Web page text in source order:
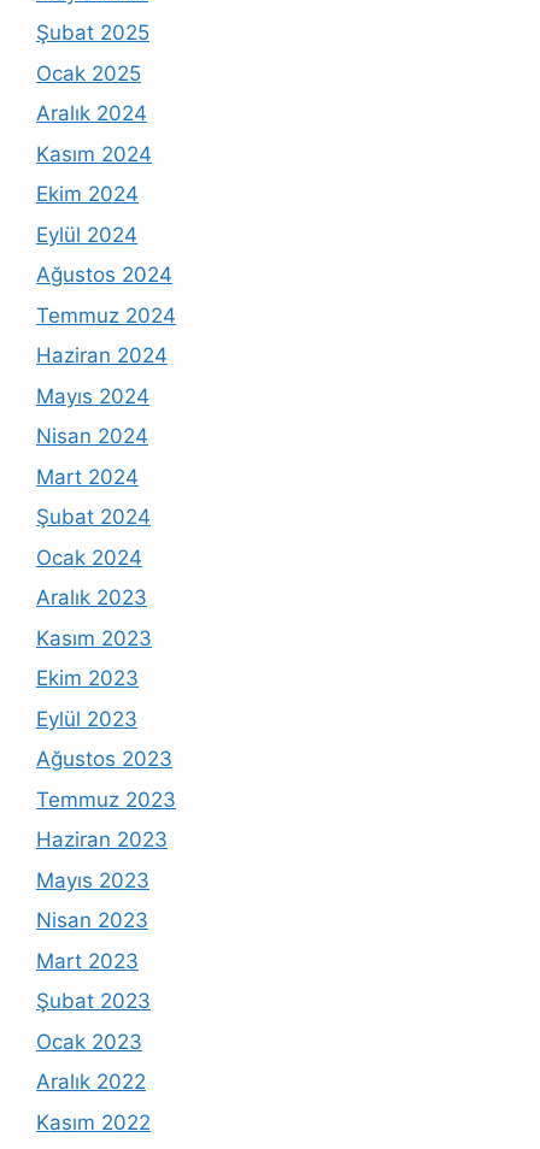
Şubat 2025
Ocak 2025
Aralık 2024
Kasım 2024
Ekim 2024
Eylül 2024
Ağustos 2024
Temmuz 2024
Haziran 2024
Mayıs 2024
Nisan 2024
Mart 2024
Şubat 2024
Ocak 2024
Aralık 2023
Kasım 2023
Ekim 2023
Eylül 2023
Ağustos 2023
Temmuz 2023
Haziran 2023
Mayıs 2023
Nisan 2023
Mart 2023
Şubat 2023
Ocak 2023
Aralık 2022
Kasım 2022